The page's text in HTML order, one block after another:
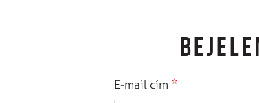
E-mail cím *